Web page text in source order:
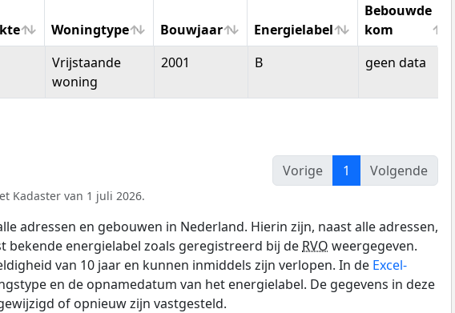
Woningtype Bouwjaar Energielabel
Bebouwde
kom
Woningtype Bouwjaar Energielabel
Bebouwde
kom
Vrijstaande
woning
2001 B geen data
Vorige
1 Volgende
Kadaster van 1 juli 2026.
adressen en gebouwen in Nederland. Hierin zijn, naast alle adressen,
energielabel zoals geregistreerd bij de RVO weergegeven.
van 10 jaar en kunnen inmiddels zijn verlopen. In de Excel-
en de opnamedatum van het energielabel. De gegevens in deze
of opnieuw zijn vastgesteld.